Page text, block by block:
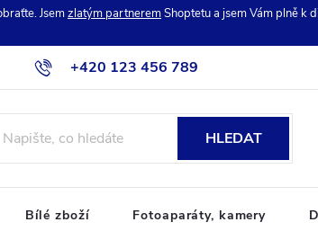
Jsemzlatým partneremShoptetu a jsem Vám plně k
+420 123 456 789
Podmínky ochrany osobních údajů
HLEDAT
Bílé zboží Fotoaparáty, kamery